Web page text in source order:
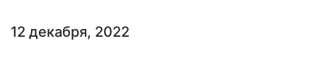
12 декабря, 2022